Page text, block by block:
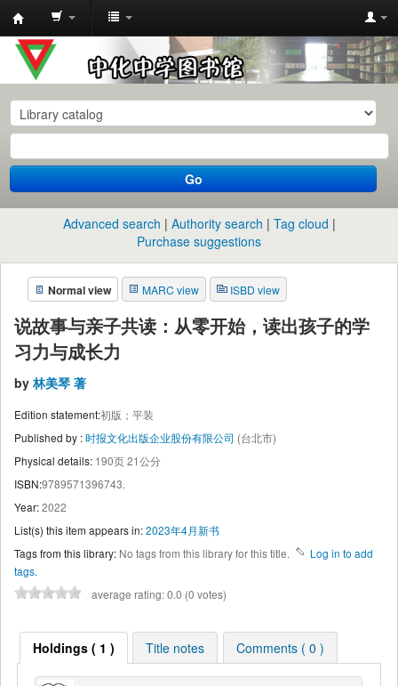
中
化
中
学
图
书
馆
目
录
Go
Advanced search Authority search
Tag cloud
Purchase suggestions
Normal view MARC view ISBD view
说故事与亲子共读：从零开始，读出孩子的学
习力与成长力
by 林美琴 著
Edition statement:初版；平装
Published by :时报文化出版企业股份有限公司 (台北市)
Physical details: 190页 21公分
ISBN:9789571396743.
Year:2022
List(s) this item appears in:2023年4月新书
Tags from this library: No tags from this library for this title.
Log in to add
tags.
average rating: 0.0 (0 votes)
Holdings ( 1 ) Title notes Comments ( 0 )